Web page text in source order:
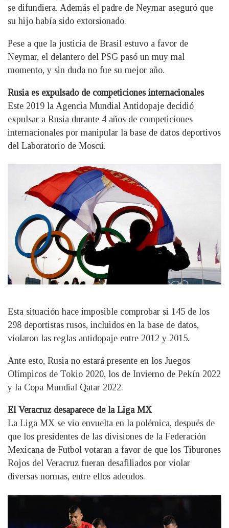
se difundiera. Además el padre de Neymar aseguró que
su hijo había sido extorsionado.
Pese a que la justicia de Brasil estuvo a favor de
Neymar, el delantero del PSG pasó un muy mal
momento, y sin duda no fue su mejor año.
Rusia es expulsado de competiciones internacionales
Este 2019 la Agencia Mundial Antidopaje decidió
expulsar a Rusia durante 4 años de competiciones
internacionales por manipular la base de datos deportivos
del Laboratorio de Moscú.
Esta situación hace imposible comprobar si 145 de los
298 deportistas rusos, incluidos en la base de datos,
violaron las reglas antidopaje entre 2012 y 2015.
Ante esto, Rusia no estará presente en los Juegos
Olímpicos de Tokio 2020, los de Invierno de Pekín 2022
y la Copa Mundial Qatar 2022.
El Veracruz desaparece de la Liga MX
La Liga MX se vio envuelta en la polémica, después de
que los presidentes de las divisiones de la Federación
Mexicana de Futbol votaran a favor de que los Tiburones
Rojos del Veracruz fueran desafiliados por violar
diversas normas, entre ellos adeudos.